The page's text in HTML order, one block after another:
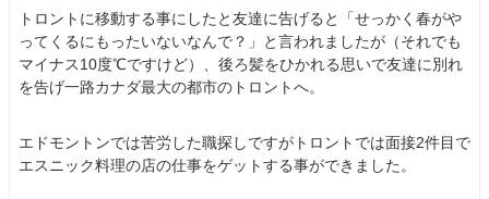
トロントに移動する事にしたと友達に告げると「せっかく春がや
ってくるにもったいないなんで？」と言われましたが（それでも
マイナス10度℃ですけど）、後ろ髪をひかれる思いで友達に別れ
を告げ一路カナダ最大の都市のトロントへ。
エドモントンでは苦労した職探しですがトロントでは面接2件目で
エスニック料理の店の仕事をゲットする事ができました。